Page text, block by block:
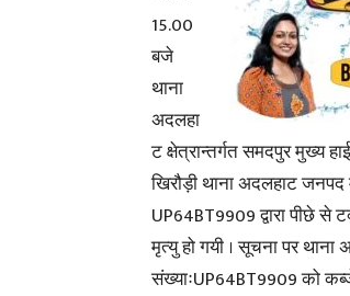
15.00
बजे
थाना
अदलहा
ट क्षेत्रान्तर्गत समदपुर मुख्य
खिरौड़ी थाना अदलहाट जनपद
UP64BT9909 द्वारा पीछे से
मृत्यु हो गयी । सूचना पर
संख्याःUP64BT9909 को